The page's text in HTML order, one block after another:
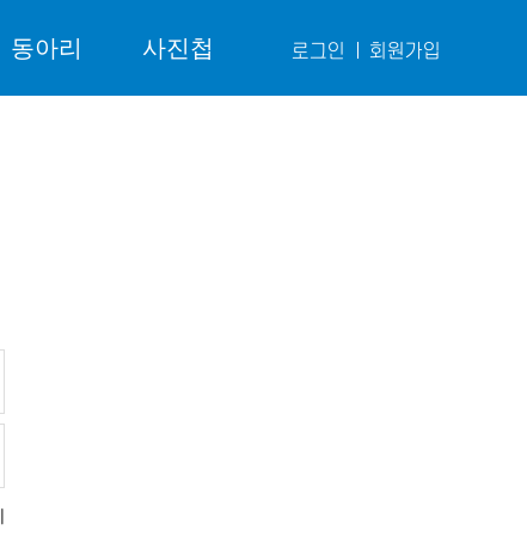
동아리 사진첩 로그인 회원가입